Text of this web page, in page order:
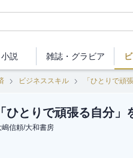
小説 雑誌・ グラビア
ビジネススキル 「ひとりで頑
「ひとりで頑張る自分」
嶋信頼/大和書房